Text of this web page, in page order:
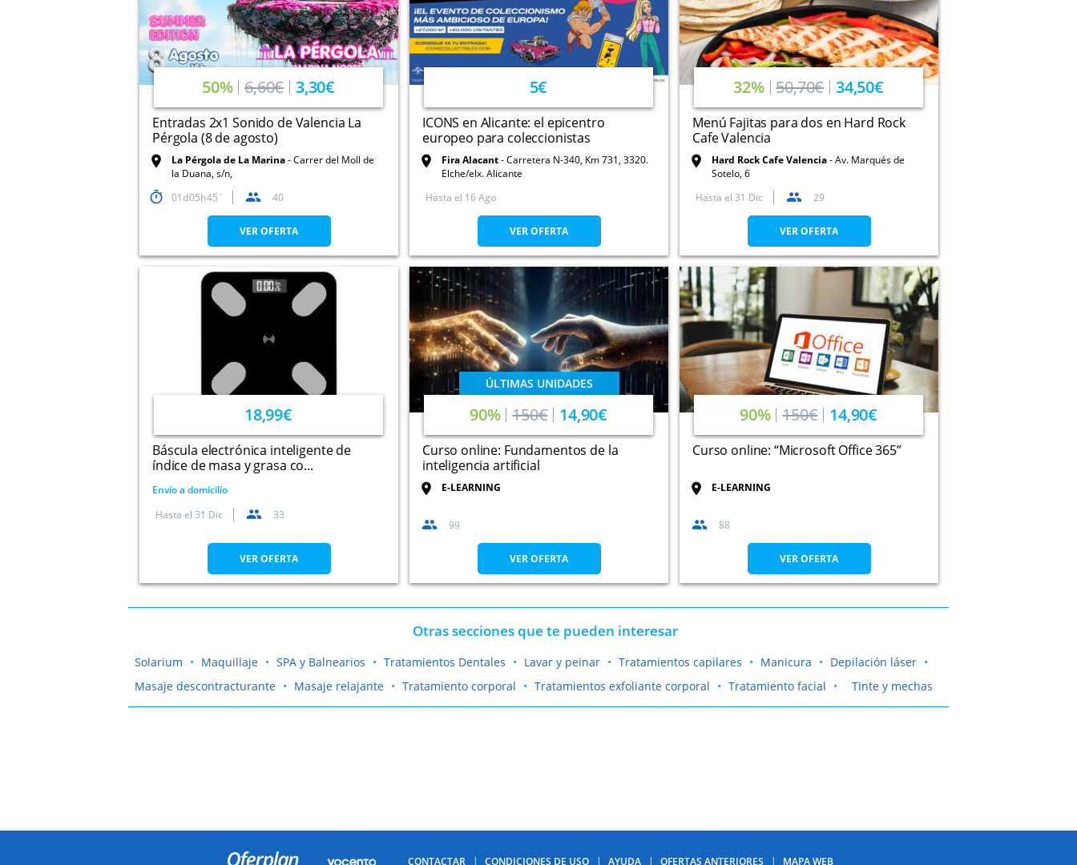
50% 6,60€ 3,30€
Entradas 2x1 Sonido de Valencia La
Pérgola (8 de agosto)
La Pérgola de La Marina Carrer del Moll de
la Duana, s/n,
01
05 45 40
VER OFERTA
5€
ICONS en Alicante: el epicentro
europeo para coleccionistas
Fira Alacant Carretera N-340, Km 731, 3320.
Elche/elx. Alicante
Hasta el 16 Ago
VER OFERTA
32% 50,70€ 34,50€
Menú Fajitas para dos en Hard Rock
Cafe Valencia
Hard Rock Cafe Valencia Av. Marqués de
Sotelo, 6
Hasta el 31 Dic 29
VER OFERTA
18,99€
Báscula electrónica inteligente de
índice de masa y grasa co...
Envío a domicilio
Hasta el 31 Dic 33
VER OFERTA
90% 150€ 14,90€
Curso online: Fundamentos de la
inteligencia artificial
E-LEARNING
99
ÚLTIMAS UNIDADES
VER OFERTA
90% 150€ 14,90€
Curso online: “Microsoft Office 365”
E-LEARNING
88
VER OFERTA
Otras secciones que te pueden interesar
Solarium Maquillaje SPA y Balnearios Tratamientos Dentales Lavar y peinar Tratamientos capilares Manicura
Depilación láser
Masaje descontracturante
Masaje relajante Tratamiento corporal Tratamientos exfoliante corporal Tratamiento facial Tinte y mechas
CONTACTAR CONDICIONES DE USO AYUDA OFERTAS ANTERIORES MAPA WEB